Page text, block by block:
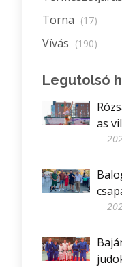
Torna (17)
Vívás (190)
Legutolsó
as